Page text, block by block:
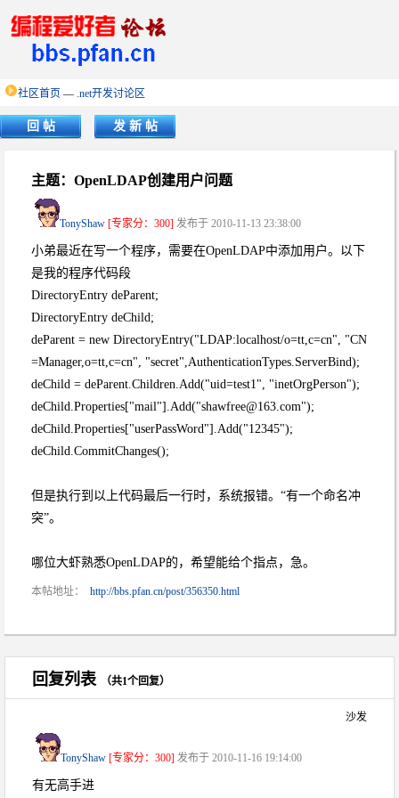
社区首页 — .net开发讨论区
回 帖 发 新 帖
主题：OpenLDAP创建用户问题
TonyShaw [专家分：300] 发布于 2010-11-13 23:38:00
小弟最近在写一个程序，需要在OpenLDAP中添加用户。以下
是我的程序代码段
DirectoryEntry deParent;
DirectoryEntry deChild;
deParent = new DirectoryEntry("LDAP:localhost/o=tt,c=cn", "CN
=Manager,o=tt,c=cn", "secret",AuthenticationTypes.ServerBind);
deChild = deParent.Children.Add("uid=test1", "inetOrgPerson");
deChild.Properties["mail"].Add("shawfree@163.com");
deChild.Properties["userPassWord"].Add("12345");
deChild.CommitChanges();
但是执行到以上代码最后一行时，系统报错。“有一个命名冲
突”。
哪位大虾熟悉OpenLDAP的，希望能给个指点，急。
本帖地址： http://bbs.pfan.cn/post/356350.html
回复列表 （共1个回复）
沙发
TonyShaw [专家分：300] 发布于 2010-11-16 19:14:00
有无高手进